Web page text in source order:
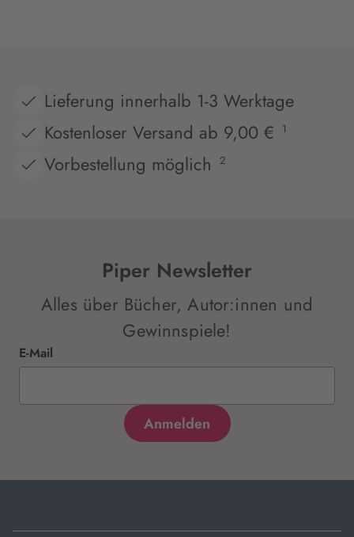
Lieferung innerhalb 1-3 Werktage
Kostenloser Versand ab 9,00 €
1
Vorbestellung möglich 2
Piper Newsletter
Alles über Bücher, Autor:innen und
Gewinnspiele!
E-Mail